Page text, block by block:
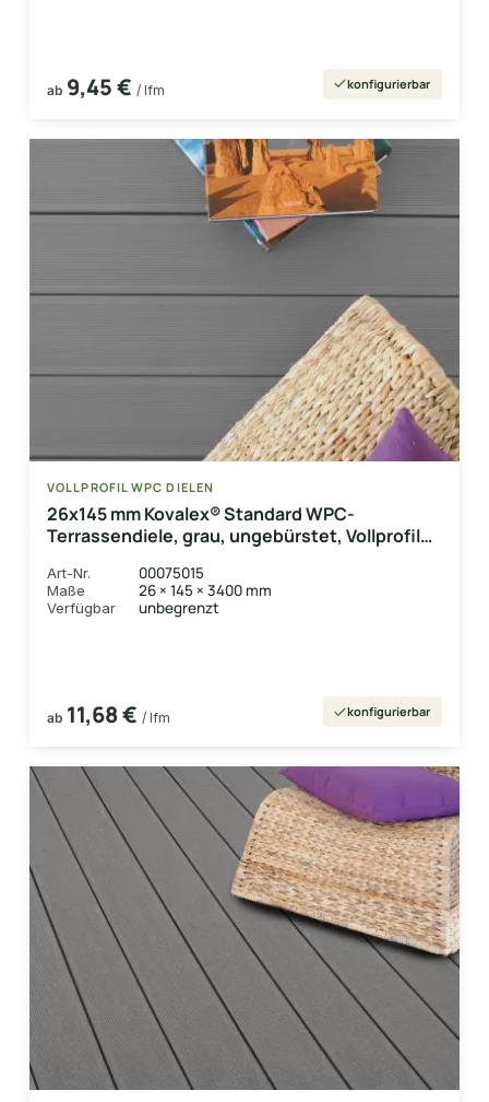
ab 9,45 € / lfm konfigurierbar
VOLLPROFIL WPC DIELEN
26x145 mm Kovalex® Standard WPC-
Terrassendiele, grau, ungebürstet, Vollprofil
Art-Nr. 00075015
Maße 26 × 145 × 3400 mm
Verfügbar unbegrenzt
ab 11,68 € / lfm konfigurierbar